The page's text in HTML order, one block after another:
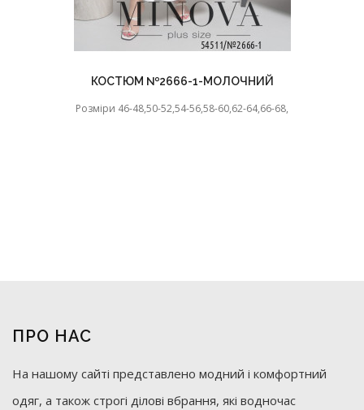
КОСТЮМ №2666-1-МОЛОЧНИЙ
Розміри 46-48,50-52,54-56,58-60,62-64,66-68,
ПРО НАС
На нашому сайті представлено модний і комфортний
одяг, а також строгі ділові вбрання, які водночас